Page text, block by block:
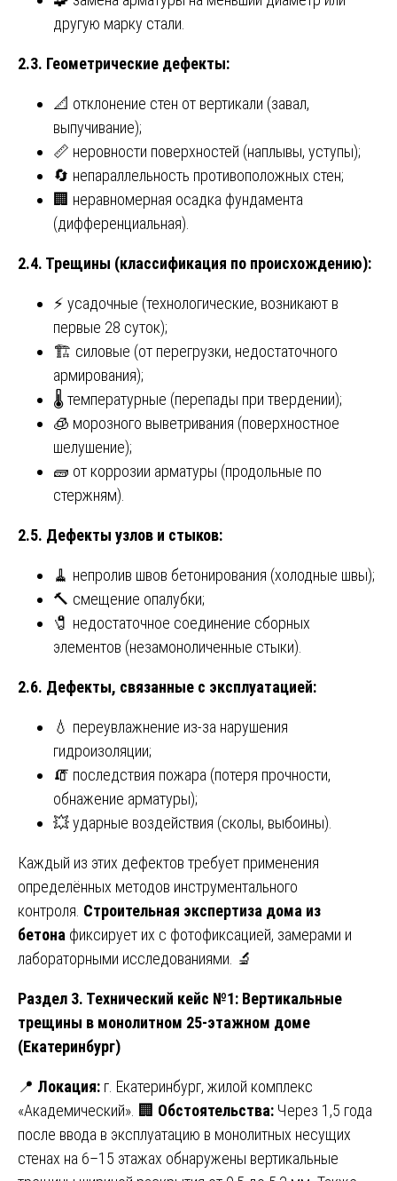
другую марку стали.
2.3. Геометрические дефекты:
📐 отклонение стен от вертикали (завал,
выпучивание);
📏 неровности поверхностей (наплывы, уступы);
🔄 непараллельность противоположных стен;
🏢 неравномерная осадка фундамента
(дифференциальная).
2.4. Трещины (классификация по происхождению):
⚡ усадочные (технологические, возникают в
первые 28 суток);
🏗️ силовые (от перегрузки, недостаточного
армирования);
🌡️ температурные (перепады при твердении);
🧊 морозного выветривания (поверхностное
шелушение);
🧱 от коррозии арматуры (продольные по
стержням).
2.5. Дефекты узлов и стыков:
🧹 непролив швов бетонирования (холодные швы);
🔨 смещение опалубки;
🧷 недостаточное соединение сборных
элементов (незамоноличенные стыки).
2.6. Дефекты, связанные с эксплуатацией:
💧 переувлажнение из-за нарушения
гидроизоляции;
🧯 последствия пожара (потеря прочности,
обнажение арматуры);
💥 ударные воздействия (сколы, выбоины).
Каждый из этих дефектов требует применения
определённых методов инструментального
контроля. Строительная экспертиза дома из
бетона фиксирует их с фотофиксацией, замерами и
лабораторными исследованиями. 🔬
Раздел 3. Технический кейс №1: Вертикальные
трещины в монолитном 25-этажном доме
(Екатеринбург)
📍 Локация: г. Екатеринбург, жилой комплекс
«Академический». 🏢 Обстоятельства: Через 1,5 года
после ввода в эксплуатацию в монолитных несущих
стенах на 6–15 этажах обнаружены вертикальные